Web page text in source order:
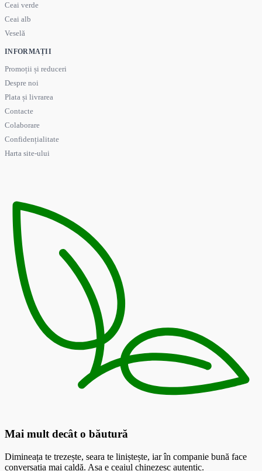
Ceai verde
Ceai alb
Veselă
INFORMAȚII
Promoții și reduceri
Despre noi
Plata și livrarea
Contacte
Colaborare
Confidențialitate
Harta site-ului
Mai mult decât o băutură
Dimineața te trezește, seara te liniștește, iar în companie bună face
conversația mai caldă. Așa e ceaiul chinezesc autentic.